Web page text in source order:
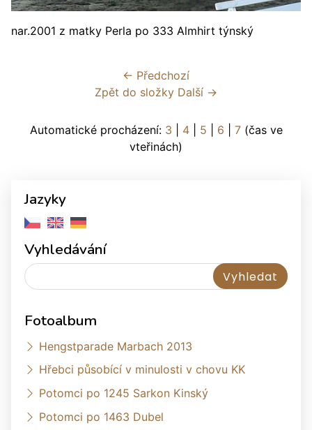
nar.2001 z matky Perla po 333 Almhirt týnský
← Předchozí
Zpět do složky Další →
Automatické procházení: 3 4| 5 6 7(čas ve
vteřinách)
Jazyky
Vyhledávání
Fotoalbum
Hengstparade Marbach 2013
Hřebci působící v minulosti v chovu KK
Potomci po 1245 Sarkon Kinský
Potomci po 1463 Dubel